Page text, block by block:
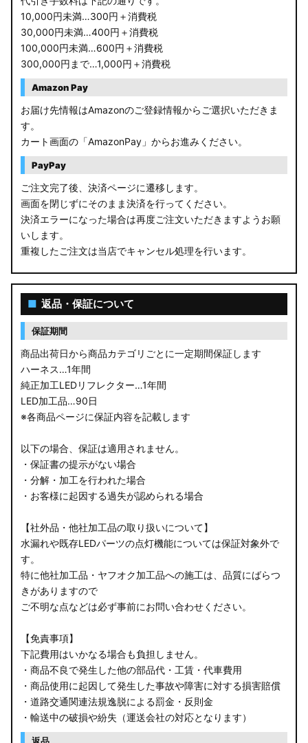
10,000円未満…300円＋消費税
30,000円未満…400円＋消費税
100,000円未満…600円＋消費税
300,000円まで…1,000円＋消費税
Amazon Pay
お届け先情報はAmazonのご登録情報からご選択いただきま
す。
カート画面の「AmazonPay」からお進みください。
PayPay
ご注文完了後、決済ページに遷移します。
画面を閉じずにそのまま決済を行ってください。
決済エラーになった場合は再度ご注文いただきますようお願
いします。
重複したご注文は当店でキャンセル処理を行います。
■ 返品・保証について
保証期間
商品出荷日から商品カテゴリごとに一定期間保証します
ハーネス…1年間
純正加工LEDリフレクター…1年間
LED加工品…90日
※各商品ページに保証内容を記載します
以下の場合、保証は適用されません。
・保証書の提示がない場合
・分解・加工を行われた場合
・お客様に起因する過失が認められる場合
【社外品・他社加工品の取り扱いについて】
水漏れや既存LEDパーツの点灯機能については保証対象外で
す。
特に他社加工品・ヤフオク加工品への施工は、品質にばらつ
きがありますので
ご不明な点などは必ず事前にお問い合わせください。
【免責事項】
下記費用はいかなる場合も負担しません。
・商品不良で発生した他の部品代・工賃・代車費用
・商品使用に起因して発生した事故や障害に対する損害賠償
・道路交通関連法規逸脱による罰金・反則金
・輸送中の破損や紛失（運送会社の対応となります）